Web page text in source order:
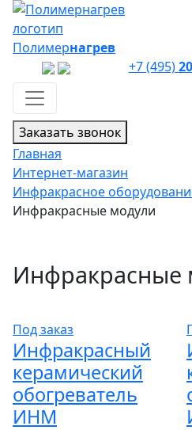
Полимернагрев
+7 (495)
Заказать звонок
Главная
Интернет-магазин
Инфракрасное
Инфракрасные модули
Инфракрасные
Под заказ
Инфракрасный
керамический
обогреватель
ИНМ